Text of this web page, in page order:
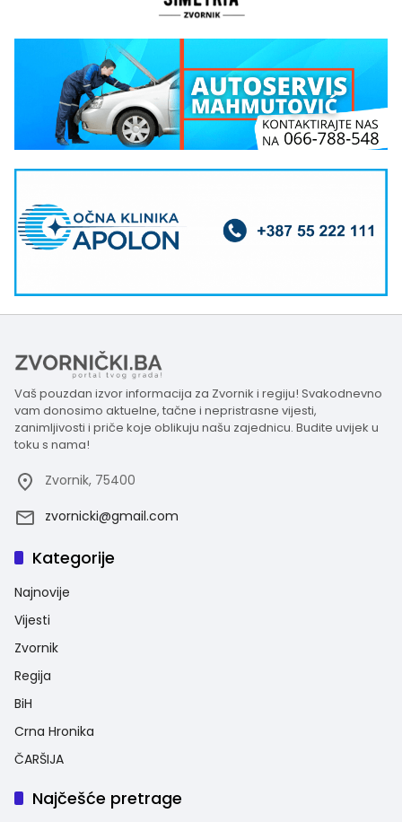
Vaš pouzdan izvor informacija za Zvornik i regiju! Svakodnevno
vam donosimo aktuelne, tačne i nepristrasne vijesti,
zanimljivosti i priče koje oblikuju našu zajednicu. Budite uvijek u
toku s nama!
Zvornik, 75400
zvornicki@gmail.com
Kategorije
Najnovije
Vijesti
Zvornik
Regija
BiH
Crna Hronika
ČARŠIJA
Najčešće pretrage